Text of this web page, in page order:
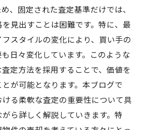
、固定された査定基準だけでは、
見出すことは困難です。特に、最
スタイルの変化により、買い手の
日々変化しています。このような
定方法を採用することで、価値を
が可能となります。本ブログで
る柔軟な査定の重要性について具
ら詳しく解説していきます。特